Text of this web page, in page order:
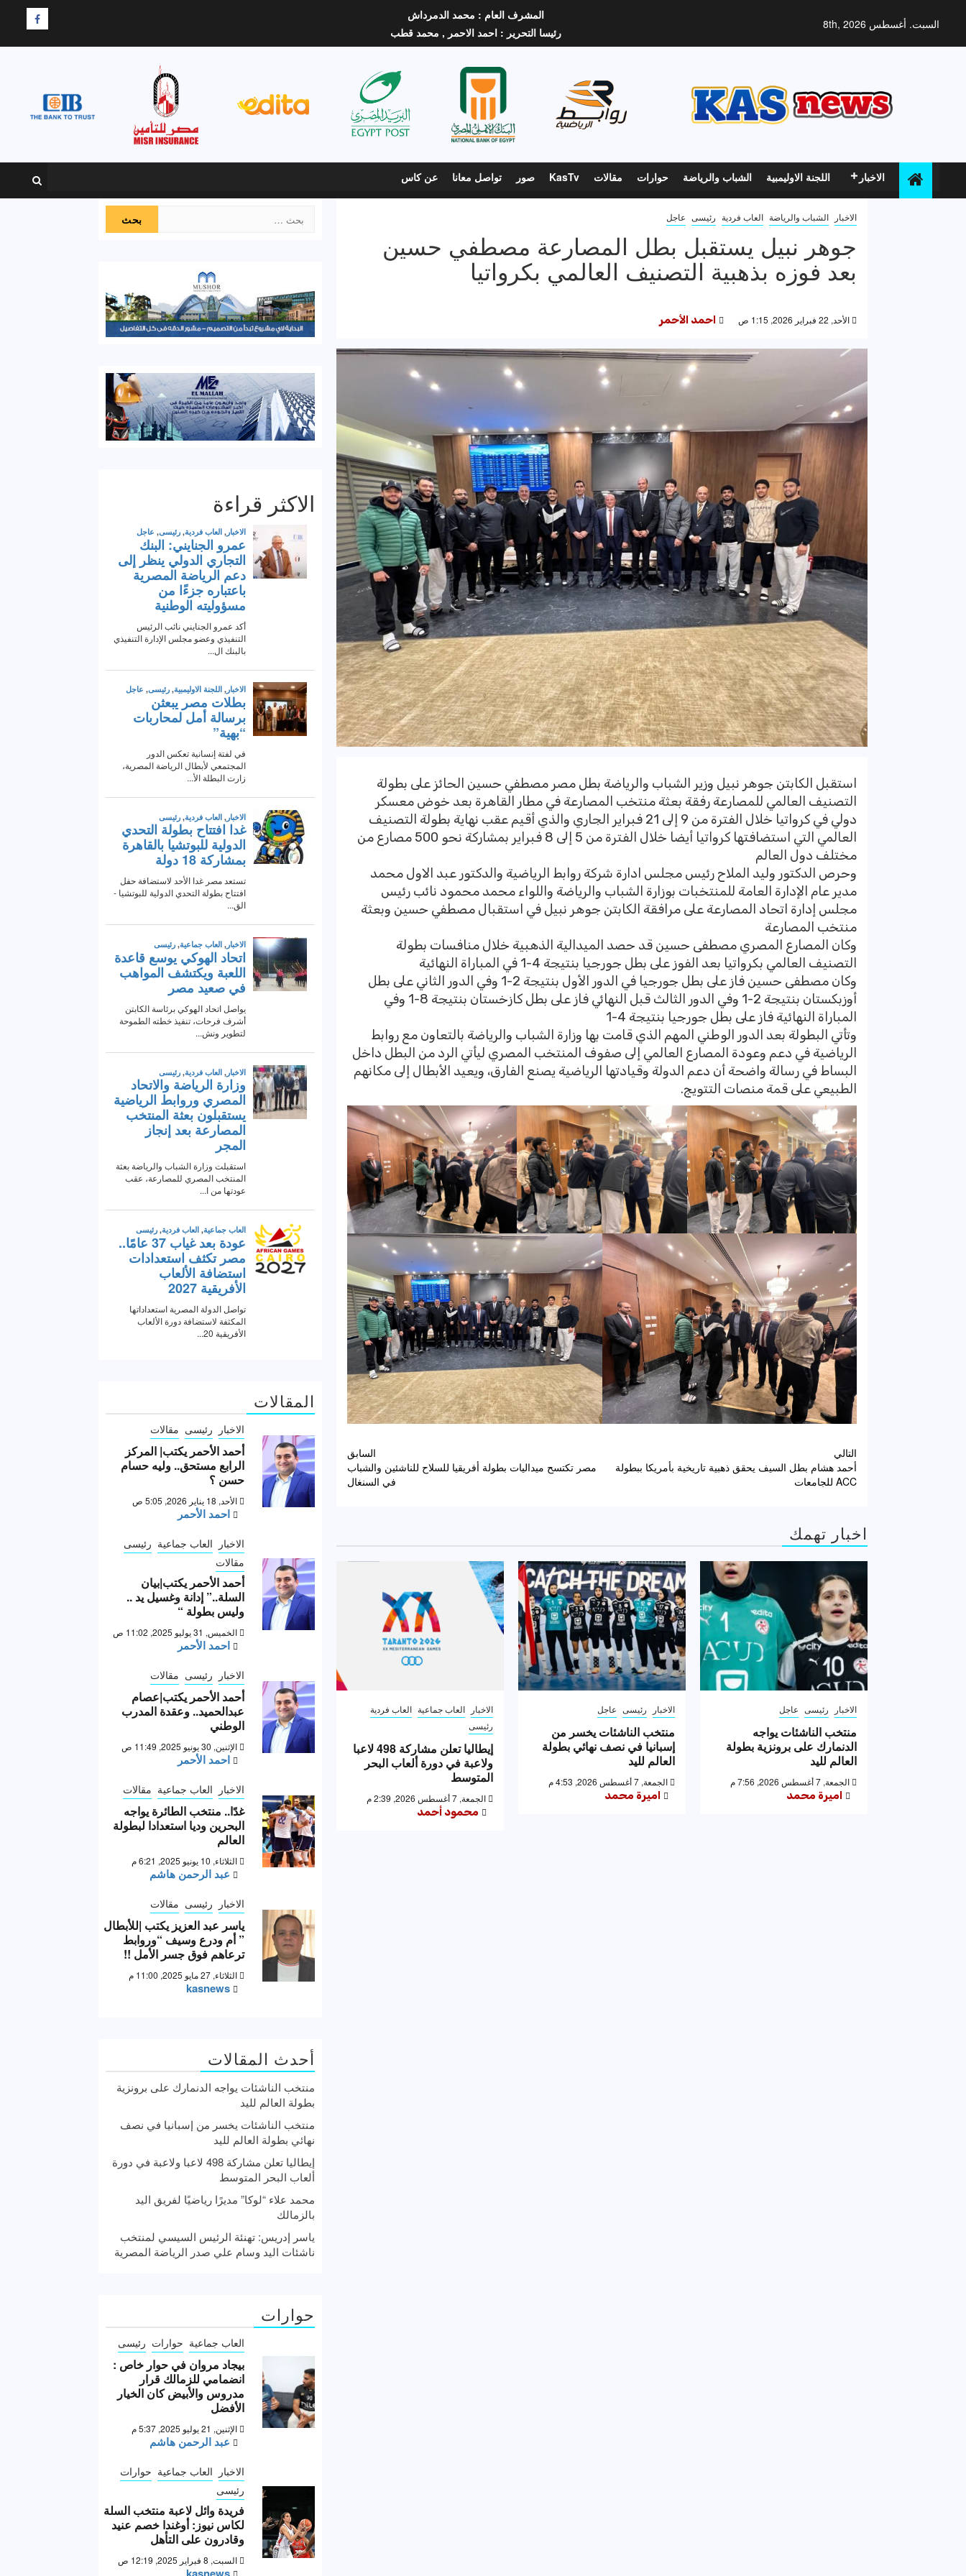
السبت. أغسطس 8th, 2026
المشرف العام : محمد الدمرداش
رئيسا التحرير : احمد الاحمر , محمد قطب
F
الاخبار اللجنة الاوليمبية الشباب والرياضة حوارات مقالات KasTv صور تواصل معانا عن كاس
الاخبار الشباب والرياضة العاب فردية رئيسى عاجل
جوهر نبيل يستقبل بطل المصارعة مصطفي حسين
بعد فوزه بذهبية التصنيف العالمي بكرواتيا
الأحد, 22 فبراير 2026, 1:15 ص احمد الأحمر
استقبل الكابتن جوهر نبيل وزير الشباب والرياضة بطل مصر مصطفي حسين الحائز على بطولة
التصنيف العالمي للمصارعة رفقة بعثة منتخب المصارعة في مطار القاهرة بعد خوض معسكر
دولي في كرواتيا خلال الفترة من 9 إلى 21 فبراير الجاري والذي أقيم عقب نهاية بطولة التصنيف
العالمي التي استضافتها كرواتيا أيضا خلال الفترة من 5 إلى 8 فبراير بمشاركة نحو 500 مصارع من
مختلف دول العالم
وحرص الدكتور وليد الملاح رئيس مجلس ادارة شركة روابط الرياضية والدكتور عبد الاول محمد
مدير عام الإدارة العامة للمنتخبات بوزارة الشباب والرياضة واللواء محمد محمود نائب رئيس
مجلس إدارة اتحاد المصارعة على مرافقة الكابتن جوهر نبيل في استقبال مصطفي حسين وبعثة
منتخب المصارعة
وكان المصارع المصري مصطفى حسين قد حصد الميدالية الذهبية خلال منافسات بطولة
التصنيف العالمي بكرواتيا بعد الفوز على بطل جورجيا بنتيجة 4-1 في المباراة النهائية
وكان مصطفى حسين فاز على بطل جورجيا في الدور الأول بنتيجة 2-1 وفي الدور الثاني على بطل
أوزبكستان بنتيجة 2-1 وفي الدور الثالث قبل النهائي فاز على بطل كازخستان بنتيجة 8-1 وفي
المباراة النهائية فاز على بطل جورجيا بنتيجة 4-1
وتأتي البطولة بعد الدور الوطني المهم الذي قامت بها وزارة الشباب والرياضة بالتعاون مع روابط
الرياضية في دعم وعودة المصارع العالمي إلى صفوف المنتخب المصري ليأتي الرد من البطل داخل
البساط في رسالة واضحة أن دعم الدولة وقيادتها الرياضية يصنع الفارق، ويعيد الأبطال إلى مكانهم
الطبيعي على قمة منصات التتويج.
تصفّح
المقالات
السابق
مصر تكتسح ميداليات بطولة أفريقيا للسلاح للناشئين والشباب
في السنغال
التالي
أحمد هشام بطل السيف يحقق ذهبية تاريخية بأمريكا ببطولة
ACC للجامعات
اخبار تهمك
الاخبار رئيسى عاجل
منتخب الناشئات يواجه
الدنمارك على برونزية بطولة
العالم لليد
الجمعة, 7 أغسطس 2026, 7:56 م
اميرة محمد
الاخبار رئيسى عاجل
منتخب الناشئات يخسر من
إسبانيا في نصف نهائي بطولة
العالم لليد
الجمعة, 7 أغسطس 2026, 4:53 م
اميرة محمد
الاخبار العاب جماعية العاب فردية
رئيسى
إيطاليا تعلن مشاركة 498 لاعبا
ولاعبة في دورة ألعاب البحر
المتوسط
الجمعة, 7 أغسطس 2026, 2:39 م
محمود أحمد
عن:
الاكثر قراءة
المقالات
الاخبار رئيسى مقالات
أحمد الأحمر يكتب| المركز
الرابع مستحق.. وليه حسام
حسن ؟
الأحد, 18 يناير 2026, 5:05 ص
احمد الأحمر
الاخبار العاب جماعية رئيسى
مقالات
أحمد الأحمر يكتب|بيان
السلة..” إدانة وغسيل يد ..
وليس بطولة “
الخميس, 31 يوليو 2025, 11:02 ص
احمد الأحمر
الاخبار رئيسى مقالات
أحمد الأحمر يكتب|عصام
عبدالحميد.. وعقدة المدرب
الوطني
الإثنين, 30 يونيو 2025, 11:49 ص
احمد الأحمر
الاخبار العاب جماعية مقالات
غدًا.. منتخب الطائرة يواجه
البحرين وديا استعدادا لبطولة
العالم
الثلاثاء, 10 يونيو 2025, 6:21 م
عبد الرحمن هاشم
الاخبار رئيسى مقالات
ياسر عبد العزيز يكتب |للأبطال
” أم ودرع وسيف “وروابط
ترعاهم فوق جسر الأمل !!
الثلاثاء, 27 مايو 2025, 11:00 م
kasnews
أحدث المقالات
منتخب الناشئات يواجه الدنمارك على برونزية
بطولة العالم لليد
منتخب الناشئات يخسر من إسبانيا في نصف
نهائي بطولة العالم لليد
إيطاليا تعلن مشاركة 498 لاعبا ولاعبة في دورة
ألعاب البحر المتوسط
محمد علاء “لوكا” مديرًا رياضيًا لفريق اليد
بالزمالك
ياسر إدريس: تهنئة الرئيس السيسي لمنتخب
ناشئات اليد وسام علي صدر الرياضة المصرية
حوارات
العاب جماعية حوارات رئيسى
بيجاد مروان في حوار خاص :
انضمامي للزمالك قرار
مدروس والأبيض كان الخيار
الأفضل
الإثنين, 21 يوليو 2025, 5:37 م
عبد الرحمن هاشم
الاخبار العاب جماعية حوارات
رئيسى
فريدة وائل لاعبة منتخب السلة
لكاس نيوز: أوغندا خصم عنيد
وقادرون على التأهل
السبت, 8 فبراير 2025, 12:19 ص